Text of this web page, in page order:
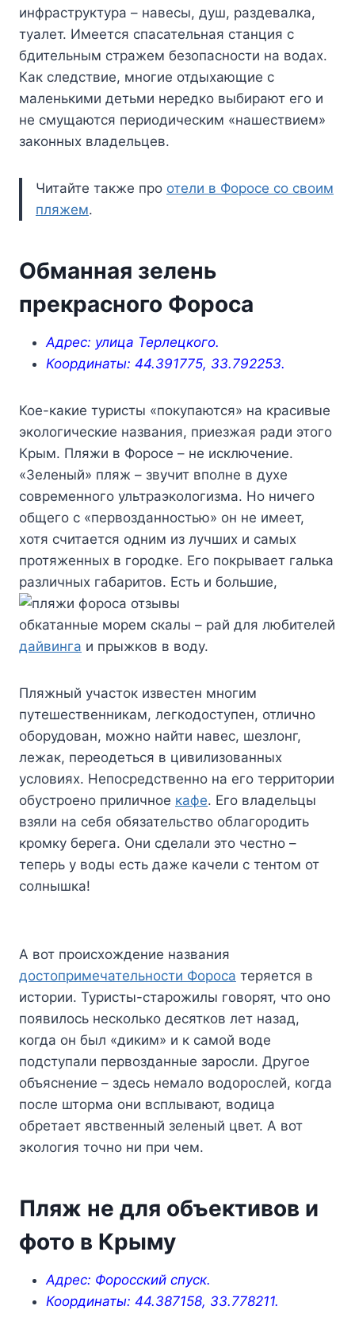
инфраструктура – навесы, душ, раздевалка,
туалет. Имеется спасательная станция с
бдительным стражем безопасности на водах.
Как следствие, многие отдыхающие с
маленькими детьми нередко выбирают его и
не смущаются периодическим «нашествием»
законных владельцев.
Читайте также про отели в Форосе со своим
пляжем.
Обманная зелень
прекрасного Фороса
Адрес: улица Терлецкого.
Координаты: 44.391775, 33.792253.
Кое-какие туристы «покупаются» на красивые
экологические названия, приезжая ради этого
Крым. Пляжи в Форосе – не исключение.
«Зеленый» пляж – звучит вполне в духе
современного ультраэкологизма. Но ничего
общего с «первозданностью» он не имеет,
хотя считается одним из лучших и самых
протяженных в городке. Его покрывает галька
различных габаритов. Есть и большие,
обкатанные морем скалы – рай для любителей
дайвинга и прыжков в воду.
Пляжный участок известен многим
путешественникам, легкодоступен, отлично
оборудован, можно найти навес, шезлонг,
лежак, переодеться в цивилизованных
условиях. Непосредственно на его территории
обустроено приличное кафе. Его владельцы
взяли на себя обязательство облагородить
кромку берега. Они сделали это честно –
теперь у воды есть даже качели с тентом от
солнышка!
А вот происхождение названия
достопримечательности Фороса теряется в
истории. Туристы-старожилы говорят, что оно
появилось несколько десятков лет назад,
когда он был «диким» и к самой воде
подступали первозданные заросли. Другое
объяснение – здесь немало водорослей, когда
после шторма они всплывают, водица
обретает явственный зеленый цвет. А вот
экология точно ни при чем.
Пляж не для объективов и
фото в Крыму
Адрес: Форосский спуск.
Координаты: 44.387158, 33.778211.